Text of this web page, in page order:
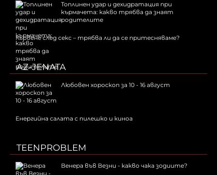
Топлинен удар и дехидратация при
кърмачета: какво трябва да знаят
родителите
Кървене след секс – трябва ли да се притесняваме?
AZ-JENATA
Любовен хороскоп за 10 - 16 август
Енергийна салата с пилешко и киноа
TEENPROBLEM
Венера във Везни - какво чака зодиите?